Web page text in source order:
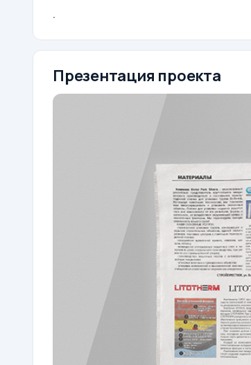
.
Презентация проекта